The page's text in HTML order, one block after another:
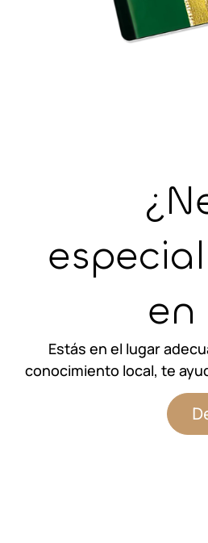
en
Estás en el lugar
conocimiento local, te